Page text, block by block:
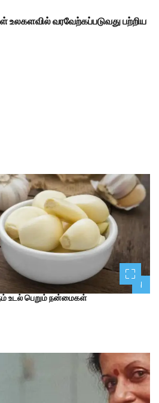
உலகளவில் வரவேற்கப்படுவது பற்றிய
1
உடல் பெறும் நன்மைகள்